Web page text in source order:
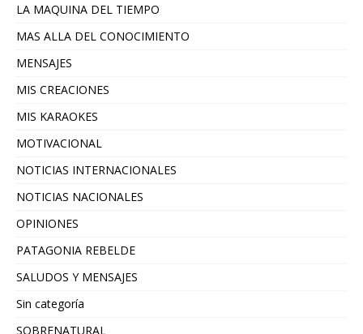
LA MAQUINA DEL TIEMPO
MAS ALLA DEL CONOCIMIENTO
MENSAJES
MIS CREACIONES
MIS KARAOKES
MOTIVACIONAL
NOTICIAS INTERNACIONALES
NOTICIAS NACIONALES
OPINIONES
PATAGONIA REBELDE
SALUDOS Y MENSAJES
Sin categoría
SOBRENATURAL